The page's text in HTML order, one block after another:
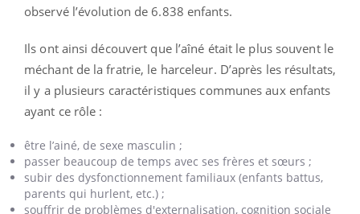
observé l’évolution de 6.838 enfants.
Ils ont ainsi découvert que l’aîné était le plus souvent le
méchant de la fratrie, le harceleur. D’après les résultats,
il y a plusieurs caractéristiques communes aux enfants
ayant ce rôle :
être l’ainé, de sexe masculin ;
passer beaucoup de temps avec ses frères et sœurs ;
subir des dysfonctionnement familiaux (enfants battus,
parents qui hurlent, etc.) ;
souffrir de problèmes d'externalisation, cognition sociale